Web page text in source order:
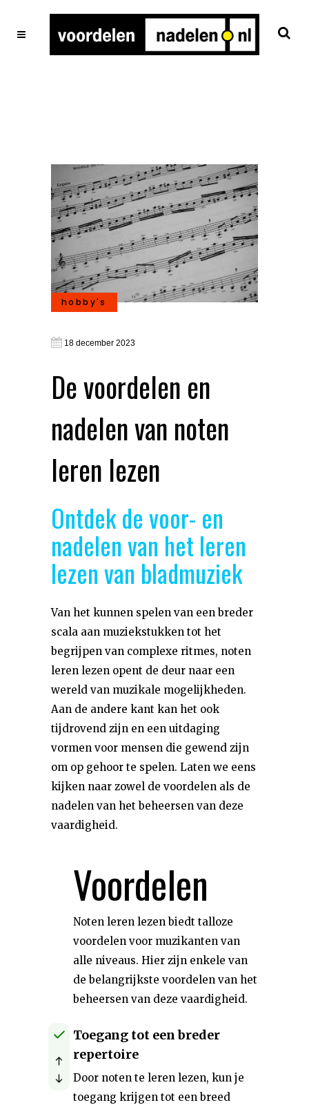
hobby's
18 december 2023
De voordelen en
nadelen van noten
leren lezen
Ontdek de voor- en
nadelen van het leren
lezen van bladmuziek
Van het kunnen spelen van een breder
scala aan muziekstukken tot het
begrijpen van complexe ritmes, noten
leren lezen opent de deur naar een
wereld van muzikale mogelijkheden.
Aan de andere kant kan het ook
tijdrovend zijn en een uitdaging
vormen voor mensen die gewend zijn
om op gehoor te spelen. Laten we eens
kijken naar zowel de voordelen als de
nadelen van het beheersen van deze
vaardigheid.
Voordelen
Noten leren lezen biedt talloze
voordelen voor muzikanten van
alle niveaus. Hier zijn enkele van
de belangrijkste voordelen van het
beheersen van deze vaardigheid.
Toegang tot een breder
repertoire
Door noten te leren lezen, kun je
toegang krijgen tot een breed